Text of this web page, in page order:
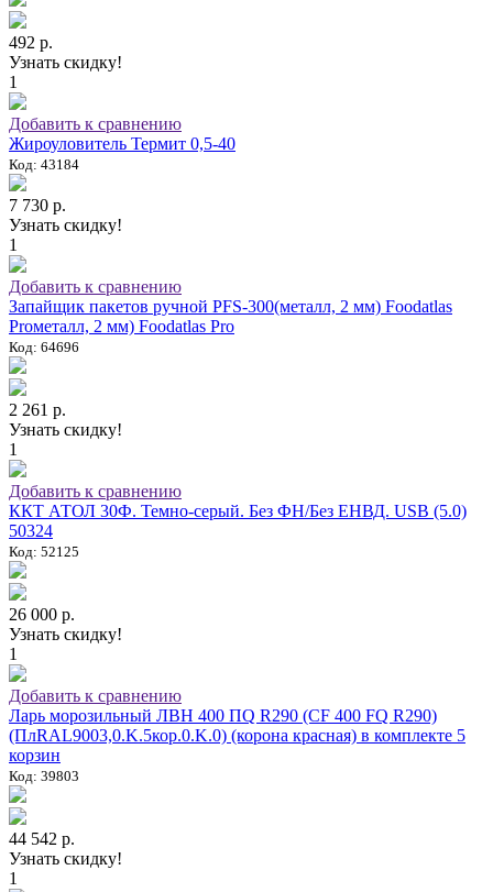
492 р.
Узнать скидку!
1
Добавить к сравнению
Жироуловитель Термит 0,5-40
Код: 43184
7 730 р.
Узнать скидку!
1
Добавить к сравнению
Запайщик пакетов ручной PFS-300(металл, 2 мм) Foodatlas
Proметалл, 2 мм) Foodatlas Pro
Код: 64696
2 261 р.
Узнать скидку!
1
Добавить к сравнению
ККТ АТОЛ 30Ф. Темно-серый. Без ФН/Без ЕНВД. USB (5.0)
50324
Код: 52125
26 000 р.
Узнать скидку!
1
Добавить к сравнению
Ларь морозильный ЛВН 400 ПQ R290 (СF 400 FQ R290)
(ПлRAL9003,0.K.5кор.0.K.0) (корона красная) в комплекте 5
корзин
Код: 39803
44 542 р.
Узнать скидку!
1